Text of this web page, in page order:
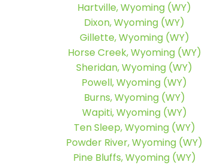
Hartville, Wyoming (WY)
Dixon, Wyoming (WY)
Gillette, Wyoming (WY)
Horse Creek, Wyoming (WY)
Sheridan, Wyoming (WY)
Powell, Wyoming (WY)
Burns, Wyoming (WY)
Wapiti, Wyoming (WY)
Ten Sleep, Wyoming (WY)
Powder River, Wyoming (WY)
Pine Bluffs, Wyoming (WY)